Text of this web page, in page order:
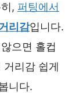
, 퍼팅에서
리감입니다.
으면 홀컵
거리감 쉽게
니다.